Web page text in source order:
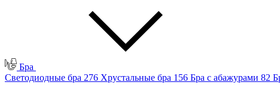
Бра
Светодиодные бра 276 Хрустальные бра 156 Бра с абажурами 82